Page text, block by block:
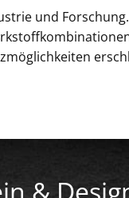
und
&